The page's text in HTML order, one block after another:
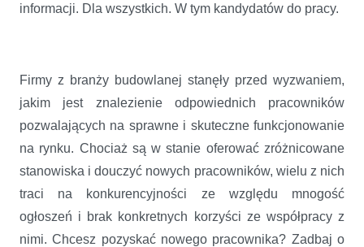
informacji. Dla wszystkich. W tym kandydatów do pracy.
Firmy z branży budowlanej stanęły przed wyzwaniem,
jakim jest znalezienie odpowiednich pracowników
pozwalających na sprawne i skuteczne funkcjonowanie
na rynku. Chociaż są w stanie oferować zróżnicowane
stanowiska i douczyć nowych pracowników, wielu z nich
traci na konkurencyjności ze względu mnogość
ogłoszeń i brak konkretnych korzyści ze współpracy z
nimi. Chcesz pozyskać nowego pracownika? Zadbaj o